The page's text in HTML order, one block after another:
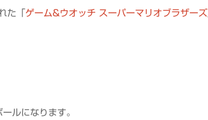
た「 ゲーム&ウオッチ スーパーマリオブラザーズ
ルになります。